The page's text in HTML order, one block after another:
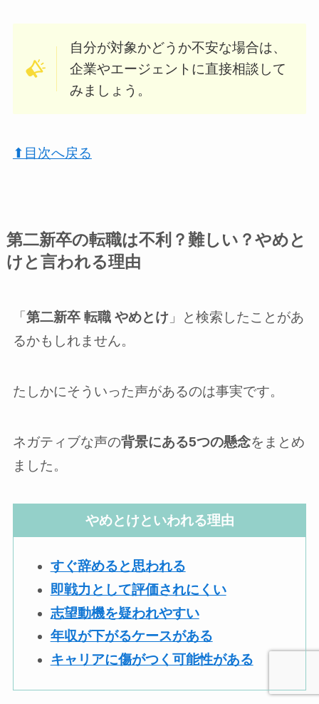
自分が対象かどうか不安な場合は、
企業やエージェントに直接相談して
みましょう。
⬆︎目次へ戻る
第二新卒の転職は不利？難しい？やめと
けと言われる理由
「 第二新卒 転職 やめとけ 」と検索したことがあ
るかもしれません。
たしかにそういった声があるのは事実です。
ネガティブな声の背景にある5つの懸念をまとめ
ました。
やめとけといわれる理由
すぐ辞めると思われる
即戦力として評価されにくい
志望動機を疑われやすい
年収が下がるケースがある
キャリアに傷がつく可能性がある